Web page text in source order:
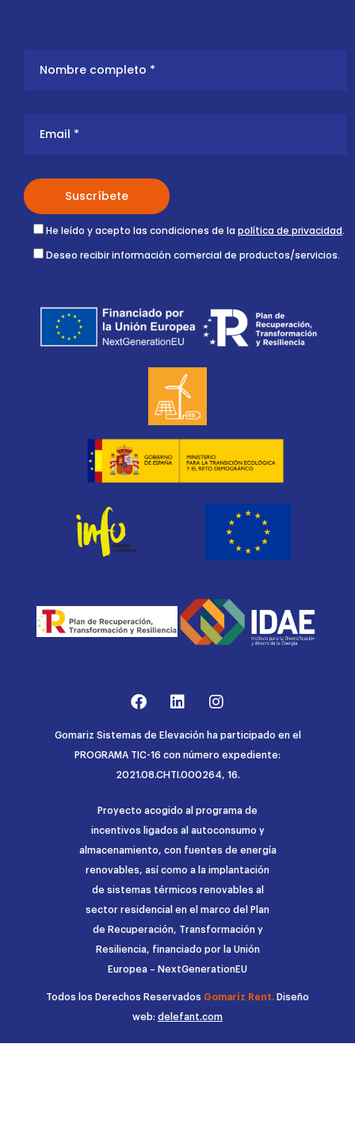
He leído y acepto las condiciones de la política de privacidad.
Deseo recibir información comercial de productos/servicios.
Gomariz Sistemas de Elevación ha participado en el
PROGRAMA TIC-16 con número expediente:
2021.08.CHTI.000264, 16.
Proyecto acogido al programa de
incentivos ligados al autoconsumo y
almacenamiento, con fuentes de energía
renovables, así como a la implantación
de sistemas térmicos renovables al
sector residencial en el marco del Plan
de Recuperación, Transformación y
Resiliencia, financiado por la Unión
Europea – NextGenerationEU
Todos los Derechos Reservados Gomariz Rent. Diseño
web: delefant.com